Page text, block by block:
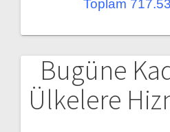
Toplam
Bugüne
Ülkelere